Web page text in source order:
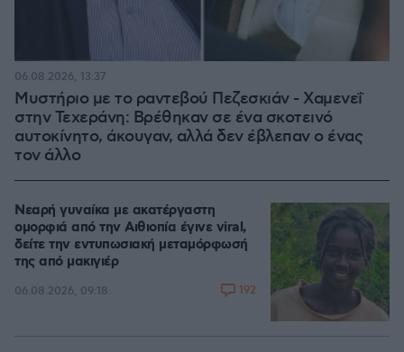
Μυστήριο με το ραντεβού Πεζεσκιάν - Χαμενεΐ
στην Τεχεράνη: Βρέθηκαν σε ένα σκοτεινό
αυτοκίνητο, άκουγαν, αλλά δεν έβλεπαν ο ένας
τον άλλο
06.08.2026, 13:37
Νεαρή γυναίκα με ακατέργαστη
ομορφιά από την Αιθιοπία έγινε viral,
δείτε την εντυπωσιακή μεταμόρφωσή
της από μακιγιέρ
06.08.2026, 09:18 192